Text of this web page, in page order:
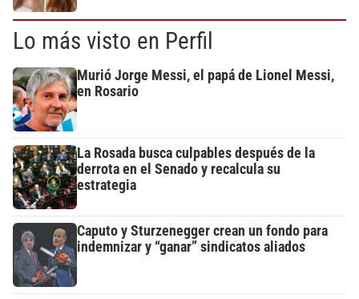
Lo más visto en Perfil
Murió Jorge Messi, el papá de Lionel Messi,
en Rosario
La Rosada busca culpables después de la
derrota en el Senado y recalcula su
estrategia
Caputo y Sturzenegger crean un fondo para
indemnizar y “ganar” sindicatos aliados